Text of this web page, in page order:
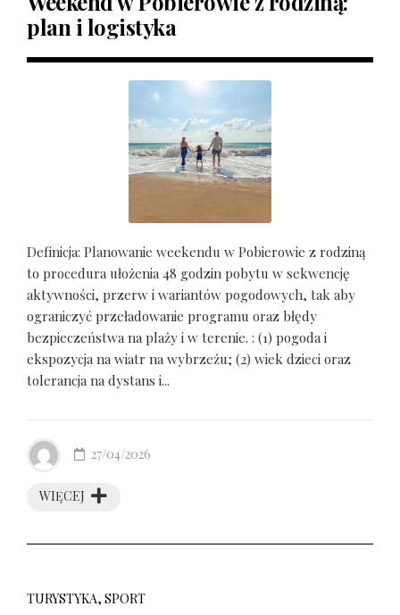
plan i logistyka
Definicja: Planowanie weekendu w Pobierowie z rodziną
to procedura ułożenia 48 godzin pobytu w sekwencję
aktywności, przerw i wariantów pogodowych, tak aby
ograniczyć przeładowanie programu oraz błędy
bezpieczeństwa na plaży i w terenie. : (1) pogoda i
ekspozycja na wiatr na wybrzeżu; (2) wiek dzieci oraz
tolerancja na dystans i...
WIĘCEJ
27/04/2026
TURYSTYKA, SPORT